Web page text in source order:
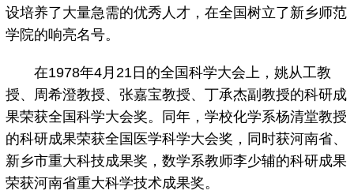
设培养了大量急需的优秀人才，在全国树立了新乡师范
学院的响亮名号。
在1978年4月21日的全国科学大会上，姚从工教
授、周希澄教授、张嘉宝教授、丁承杰副教授的科研成
果荣获全国科学大会奖。同年，学校化学系杨清堂教授
的科研成果荣获全国医学科学大会奖，同时获河南省、
新乡市重大科技成果奖，数学系教师李少辅的科研成果
荣获河南省重大科学技术成果奖。